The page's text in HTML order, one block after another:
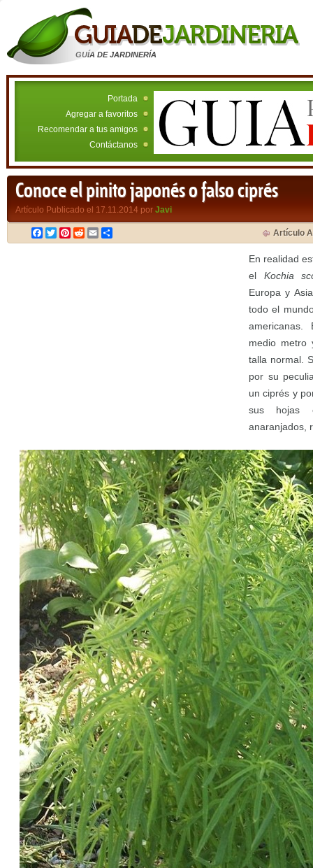
GUÍA DE JARDINERÍA
Portada
Agregar a favoritos
Recomendar a tus amigos
Contáctanos
Conoce el pinito japonés o falso ciprés
Artículo Publicado el 17.11.2014 por Javi
Facebook
TwitterPinterest
RedditEmail Artículo
En realidad
el Kochia
Europa y
todo el
medio
talla normal.
por su
un ciprés y
sus hojas
anaranjados,